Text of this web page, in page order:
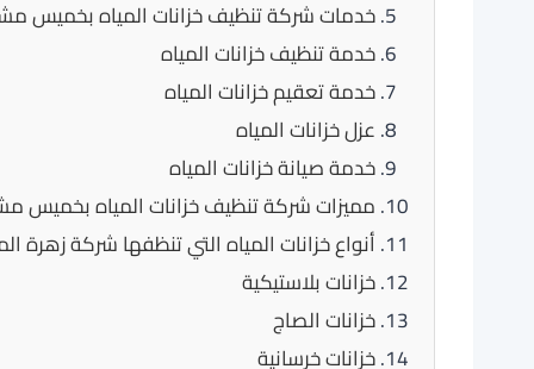
خدمات شركة تنظيف خزانات المياه بخميس
خدمة تنظيف خزانات المياه
خدمة تعقيم خزانات المياه
عزل خزانات المياه
خدمة صيانة خزانات المياه
مميزات شركة تنظيف خزانات المياه بخميس
أنواع خزانات المياه التي تنظفها شركة زهرة
خزانات بلاستيكية
خزانات الصاج
خزانات خرسانية